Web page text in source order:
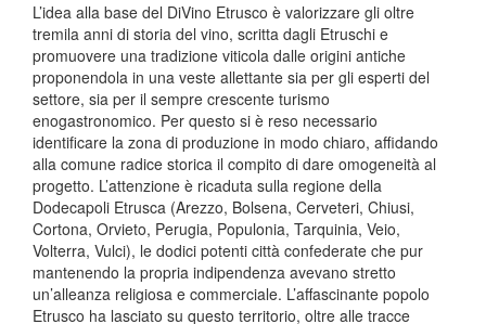
L’idea alla base del DiVino Etrusco è valorizzare gli oltre
tremila anni di storia del vino, scritta dagli Etruschi e
promuovere una tradizione viticola dalle origini antiche
proponendola in una veste allettante sia per gli esperti del
settore, sia per il sempre crescente turismo
enogastronomico. Per questo si è reso necessario
identificare la zona di produzione in modo chiaro, affidando
alla comune radice storica il compito di dare omogeneità al
progetto. L’attenzione è ricaduta sulla regione della
Dodecapoli Etrusca (Arezzo, Bolsena, Cerveteri, Chiusi,
Cortona, Orvieto, Perugia, Populonia, Tarquinia, Veio,
Volterra, Vulci), le dodici potenti città confederate che pur
mantenendo la propria indipendenza avevano stretto
un’alleanza religiosa e commerciale. L’affascinante popolo
Etrusco ha lasciato su questo territorio, oltre alle tracce